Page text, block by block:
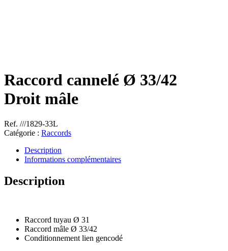
Raccord cannelé Ø 33/42
Droit mâle
Ref. ///1829-33L
Catégorie : Raccords
Description
Informations complémentaires
Description
Raccord tuyau Ø 31
Raccord mâle Ø 33/42
Conditionnement lien gencodé